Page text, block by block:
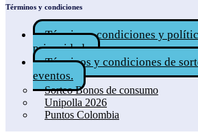
Términos y condiciones
Términos, condiciones y
privacidad.
Términos y condiciones de
eventos.
Sorteo Bonos de consumo
Unipolla 2026
Puntos Colombia